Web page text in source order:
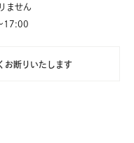
ません
17:00
お断りいたします